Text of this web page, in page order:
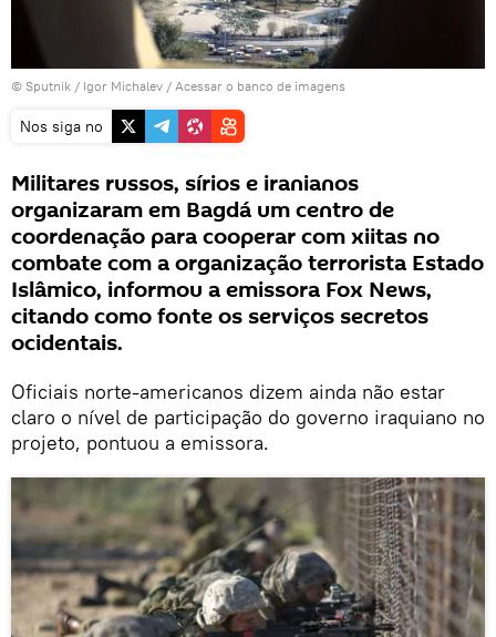
© Sputnik / Igor Michalev / Acessar o banco de imagens
Nos siga no
Militares russos, sírios e iranianos
organizaram em Bagdá um centro de
coordenação para cooperar com xiitas no
combate com a organização terrorista Estado
Islâmico, informou a emissora Fox News,
citando como fonte os serviços secretos
ocidentais.
Oficiais norte-americanos dizem ainda não estar
claro o nível de participação do governo iraquiano no
projeto, pontuou a emissora.